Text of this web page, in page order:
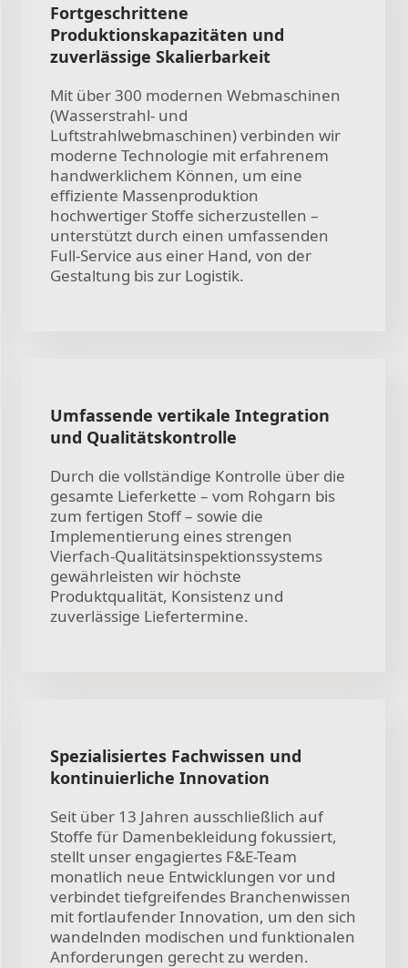
Fortgeschrittene
Produktionskapazitäten und
zuverlässige Skalierbarkeit
Mit über 300 modernen Webmaschinen
(Wasserstrahl- und
Luftstrahlwebmaschinen) verbinden wir
moderne Technologie mit erfahrenem
handwerklichem Können, um eine
effiziente Massenproduktion
hochwertiger Stoffe sicherzustellen –
unterstützt durch einen umfassenden
Full-Service aus einer Hand, von der
Gestaltung bis zur Logistik.
Umfassende vertikale Integration
und Qualitätskontrolle
Durch die vollständige Kontrolle über die
gesamte Lieferkette – vom Rohgarn bis
zum fertigen Stoff – sowie die
Implementierung eines strengen
Vierfach-Qualitätsinspektionssystems
gewährleisten wir höchste
Produktqualität, Konsistenz und
zuverlässige Liefertermine.
Spezialisiertes Fachwissen und
kontinuierliche Innovation
Seit über 13 Jahren ausschließlich auf
Stoffe für Damenbekleidung fokussiert,
stellt unser engagiertes F&E-Team
monatlich neue Entwicklungen vor und
verbindet tiefgreifendes Branchenwissen
mit fortlaufender Innovation, um den sich
wandelnden modischen und funktionalen
Anforderungen gerecht zu werden.